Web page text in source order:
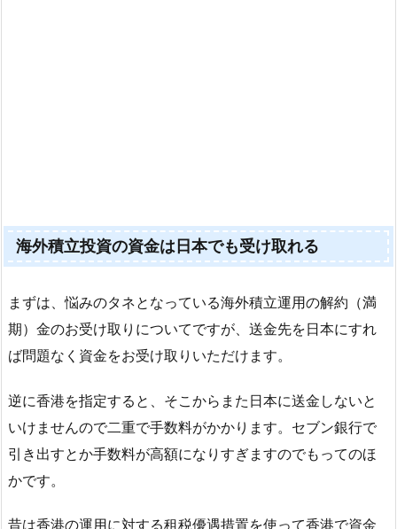
海外積立投資の資金は日本でも受け取れる
まずは、悩みのタネとなっている海外積立運用の解約（満
期）金のお受け取りについてですが、送金先を日本にすれ
ば問題なく資金をお受け取りいただけます。
逆に香港を指定すると、そこからまた日本に送金しないと
いけませんので二重で手数料がかかります。セブン銀行で
引き出すとか手数料が高額になりすぎますのでもってのほ
かです。
昔は香港の運用に対する租税優遇措置を使って香港で資金